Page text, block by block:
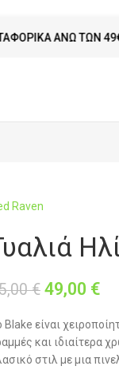
ΆΝΩ ΤΩΝ 49€
Raven
€ 49,00 €
Blake είναι
και ιδιαίτερα
στιλ με μια